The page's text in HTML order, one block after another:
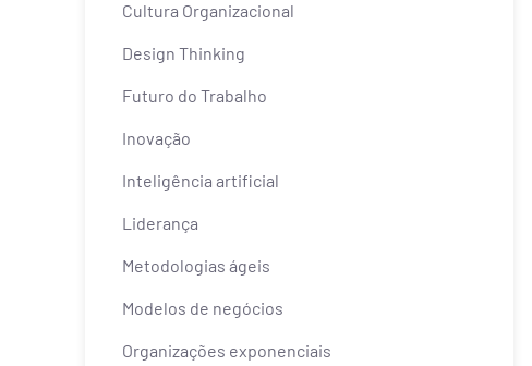
Cultura Organizacional
Design Thinking
Futuro do Trabalho
Inovação
Inteligência artificial
Liderança
Metodologias ágeis
Modelos de negócios
Organizações exponenciais